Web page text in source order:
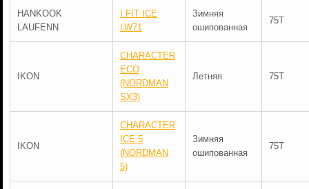
HANKOOK
LAUFENN
I FIT ICE
LW71
Зимняя
ошипованная
75T
IKON
CHARACTER
ECO
(NORDMAN
SX3)
Летняя 75T
IKON
CHARACTER
ICE 5
(NORDMAN
5)
Зимняя
ошипованная
75T